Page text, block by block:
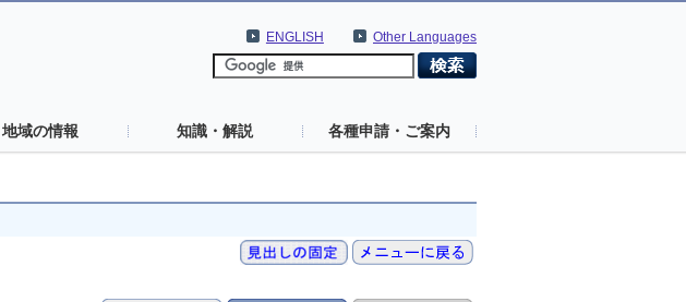
Other Languages
ENGLISH
地域の情報 知識・解説 各種申請・ご案内